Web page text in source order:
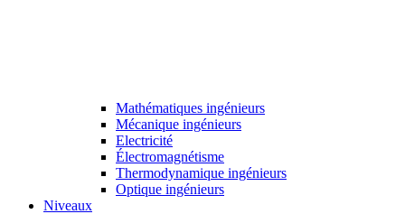
Mathématiques ingénieurs
Mécanique ingénieurs
Electricité
Électromagnétisme
Thermodynamique ingénieurs
Optique ingénieurs
Niveaux